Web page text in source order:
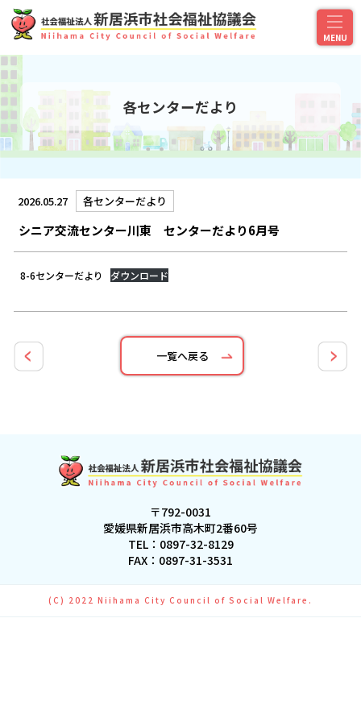
各センターだより
2026.05.27 各センターだより
シニア交流センター川東 センターだより6月号
8-6センターだより ダウンロード
一覧へ戻る
〒792-0031
愛媛県新居浜市高木町2番60号
TEL： 0897-32-8129
FAX：0897-31-3531
(C) 2022 Niihama City Council of Social Welfare.